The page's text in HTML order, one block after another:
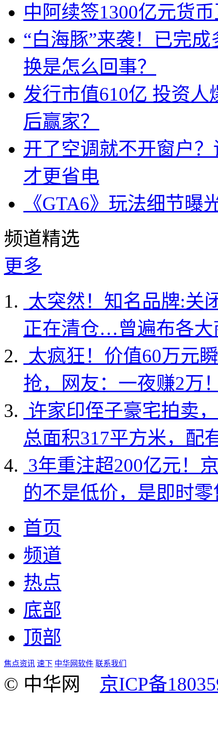
中阿续签1300亿元货
“白海豚”来袭！已完
换是怎么回事？
发行市值610亿 投资
后赢家？
开了空调就不开窗户
才更省电
《GTA6》玩法细节
频道精选
更多
太突然！知名品牌:关
正在清仓…曾遍布各大
太疯狂！价值60万元
抢，网友：一夜赚2万
许家印侄子豪宅拍卖
总面积317平方米，配
3年重注超200亿元！
的不是低价，是即时
首页
频道
热点
底部
顶部
焦点资讯 速下 中华网软件 联系我们
© 中华网 京ICP备